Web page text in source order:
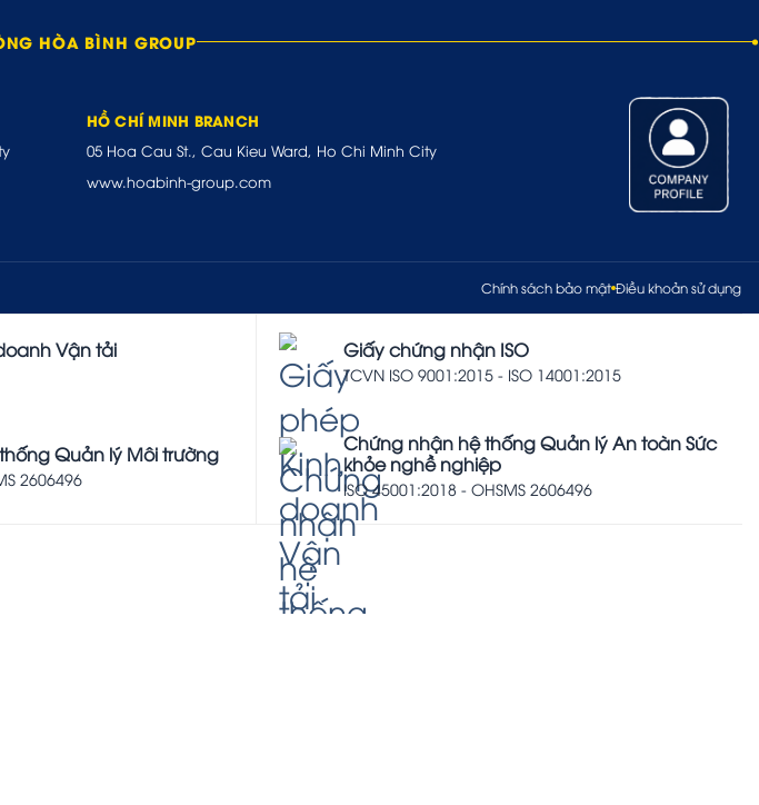
HÒA BÌNH GROUP
HỒ CHÍ MINH BRANCH
05 Hoa Cau St., Cau Kieu Ward, Ho Chi Minh City
www.hoabinh-group.com
Chính sách bảo mật Điều khoản sử dụng
Vận tải Giấy chứng nhận ISO
TCVN ISO 9001:2015 - ISO 14001:2015
Quản lý Môi trường
2606496
Chứng nhận hệ thống Quản lý An toàn Sức
khỏe nghề nghiệp
ISO 45001:2018 - OHSMS 2606496